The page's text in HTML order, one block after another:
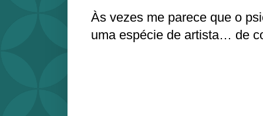
Às vezes me parece que o
uma espécie de artista… de